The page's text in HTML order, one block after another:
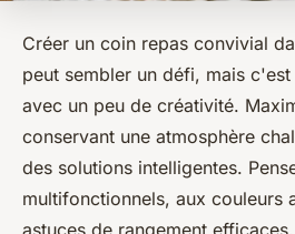
Créer un coin repas convivial
peut sembler un défi, mais
avec un peu de créativité.
conservant une atmosphère
des solutions intelligentes.
multifonctionnels, aux couleurs